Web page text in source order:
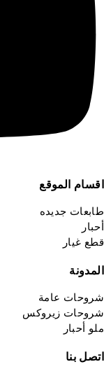
اقسام الموقع
طابعات جديده
أحبار
قطع غيار
المدونة
شروحات عامة
شروحات زيروكس
ملو أحبار
اتصل بنا